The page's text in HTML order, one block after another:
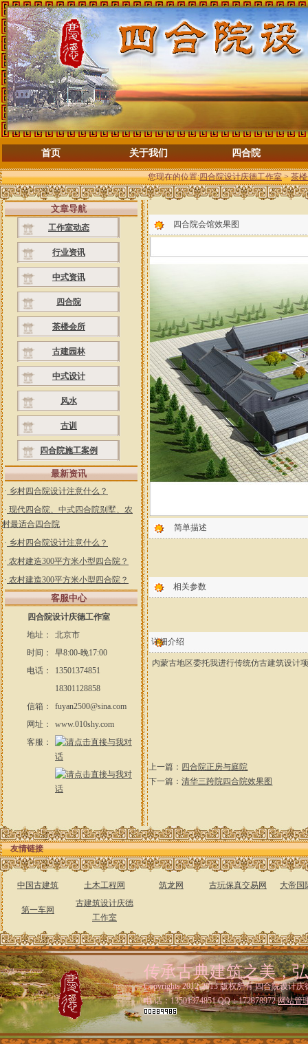
首页 关于我们 四合院
您现在的位置:四合院设计庆德工作室>茶
文章导航
工作室动态
行业资讯
中式资讯
四合院
茶楼会所
古建园林
中式设计
风水
古训
四合院施工案例
最新资讯
· 乡村四合院设计注意什么？
· 现代四合院、中式四合院别墅、农
村最适合四合院
· 乡村四合院设计注意什么？
· 农村建造300平方米小型四合院？
· 农村建造300平方米小型四合院？
客服中心
四合院设计庆德工作室
地址：
北京市
时间：
早8:00-晚17:00
电话：
13501374851
18301128858
信箱：
fuyan2500@sina.com
网址：
www.010shy.com
客服：
四合院会馆效果图
简单描述
相关参数
详细介绍
内蒙古地区委托我进行传统仿古建筑设计
上一篇： 四合院正房与庭院
下一篇：清华三跨院四合院效果图
友情链接
中国古建筑 土木工程网 筑龙网 古玩保真交易网 大帝国
第一车网
古建筑设计庆德
工作室
传承古典建筑之美，
Copyrights 2012-2013 版权所有 四合院设计
电 话：13501374851 QQ：172878972网站管